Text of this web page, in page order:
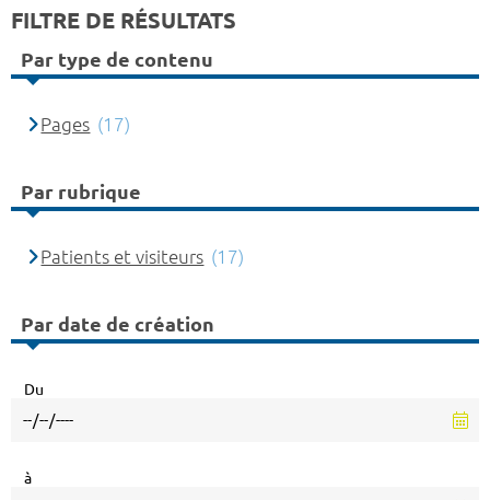
FILTRE DE RÉSULTATS
Par type de contenu
Pages (17)
Par rubrique
Patients et visiteurs (17)
Par date de création
Du
à